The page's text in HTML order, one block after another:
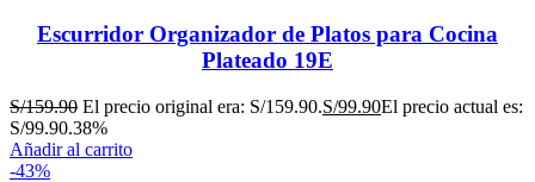
Escurridor Organizador de Platos para Cocina
Plateado 19E
S/159.90 El precio original era: S/159.90.S/99.90El precio actual es:
S/99.90.38%
Añadir al carrito
-43%